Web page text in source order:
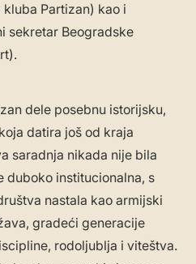
Partizan) kao i
sekretar Beogradske
dele posebnu istorijsku,
datira još od kraja
saradnja nikada nije bila
duboko institucionalna, s
nastala kao armijski
gradeći generacije
rodoljublja i viteštva.